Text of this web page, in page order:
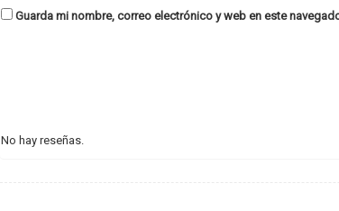
Guarda mi nombre, correo electrónico y web en este
No hay reseñas.